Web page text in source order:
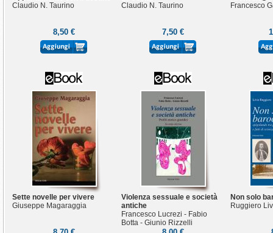
Claudio N. Taurino
8,50 €
Claudio N. Taurino
7,50 €
Francesco
Sette novelle per vivere
Giuseppe Magaraggia
Violenza sessuale e società
antiche
Francesco Lucrezi - Fabio
Botta - Giunio Rizzelli
Non solo
Ruggiero